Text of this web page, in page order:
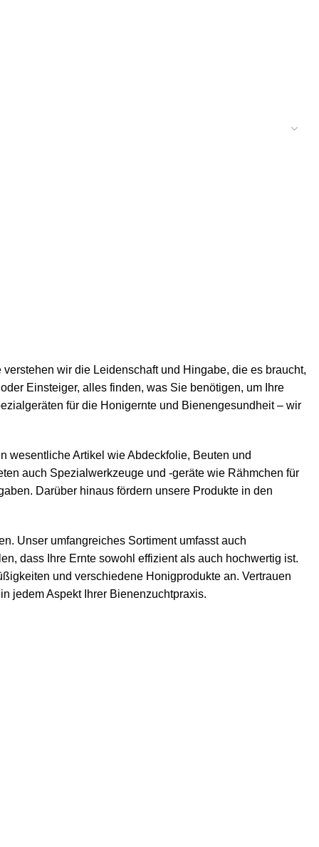
wir die Leidenschaft und Hingabe, die es braucht,
Einsteiger, alles finden, was Sie benötigen, um Ihre
für die Honigernte und Bienengesundheit – wir
wesentliche Artikel wieAbdeckfolie, Beuten und
auch Spezialwerkzeuge und -geräte wie Rähmchen für
Darüber hinaus fördern unsere Produkte in den
Unser umfangreiches Sortiment umfasst auch
dass Ihre Ernte sowohl effizient als auch hochwertig ist.
und verschiedene Honigprodukte an. Vertrauen
jedem Aspekt Ihrer Bienenzuchtpraxis.